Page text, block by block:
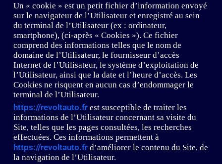
Un « cookie » est un petit fichier d’information envoyé
sur le navigateur de l’Utilisateur et enregistré au sein
du terminal de l’Utilisateur (ex : ordinateur,
smartphone), (ci-après « Cookies »). Ce fichier
comprend des informations telles que le nom de
domaine de l’Utilisateur, le fournisseur d’accès
Internet de l’Utilisateur, le système d’exploitation de
l’Utilisateur, ainsi que la date et l’heure d’accès. Les
Cookies ne risquent en aucun cas d’endommager le
terminal de l’Utilisateur.
https://revoltauto.frest susceptible de traiter les
informations de l’Utilisateur concernant sa visite du
Site, telles que les pages consultées, les recherches
effectuées. Ces informations permettent à
https://revoltauto.frd’améliorer le contenu du Site, de
la navigation de l’Utilisateur.